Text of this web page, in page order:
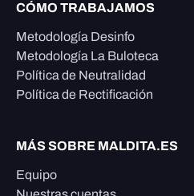
CÓMO TRABAJAMOS
Metodología Desinfo
Metodología La Buloteca
Política de Neutralidad
Política de Rectificación
MÁS SOBRE MALDITA.ES
Equipo